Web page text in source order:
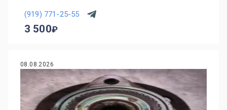
(919) 771-25-55
3 500
08.08.2026